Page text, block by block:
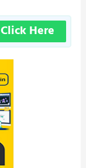
Click Here